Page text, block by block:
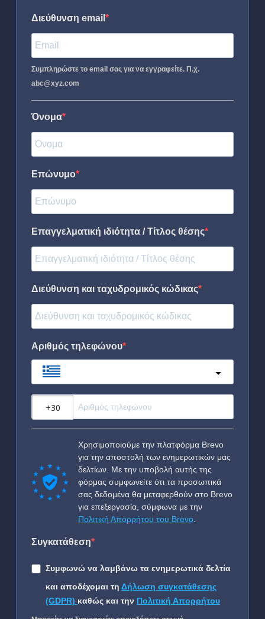
Διεύθυνση email
Συμπληρώστε το email σας για να εγγραφείτε. Π.χ.
abc@xyz.com
Όνομα
Επώνυμο
Επαγγελματική ιδιότητα / Τίτλος θέσης
Διεύθυνση και ταχυδρομικός κώδικας
Αριθμός τηλεφώνου
Χρησιμοποιούμε την πλατφόρμα Brevo
για την αποστολή των ενημερωτικών μας
δελτίων. Με την υποβολή αυτής της
φόρμας συμφωνείτε ότι τα προσωπικά
σας δεδομένα θα μεταφερθούν στο Brevo
για επεξεργασία, σύμφωνα με την
Πολιτική Απορρήτου του Brevo
Συγκατάθεση
Συμφωνώ να λαμβάνω τα ενημερωτικά δελτία
και αποδέχομαι τη Δήλωση συγκατάθεσης
(GDPR) καθώς και την Πολιτική Απορρήτου